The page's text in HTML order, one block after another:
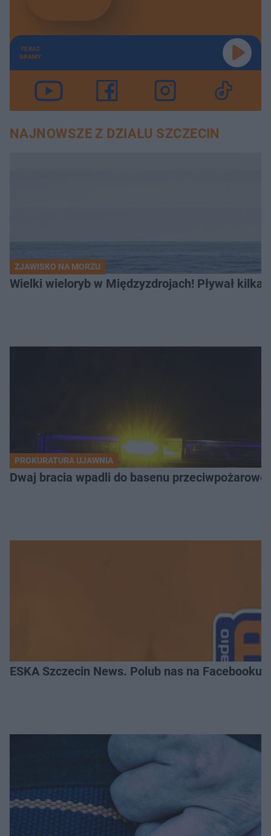
TERAZ
GRAMY
NAJNOWSZE Z DZIAŁU SZCZECIN
ZJAWISKO NA MORZU
Wielki wieloryb w Międzyzdrojach! Pływał
PROKURATURA UJAWNIA
Dwaj bracia wpadli do basenu
ESKA Szczecin News. Polub nas na Facebooku!